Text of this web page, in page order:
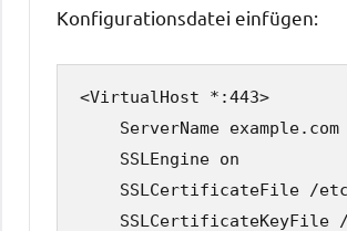
Konfigurationsdatei einfügen:
<VirtualHost *:443>
    ServerName example.com
    SSLEngine on
SSLCertificateFile /
SSLCertificateKeyFile